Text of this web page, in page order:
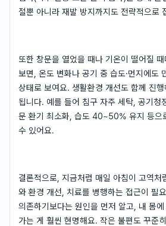
절뿐 아니라 재발 방지까지도 전략적으로
또한 창문을 열었을 때나 기온이 떨어질
보면, 온도 변화나 공기 중 습도·먼지에도
상태로 보여요. 생활환경 개선도 함께 진
됩니다. 예를 들어 침구 자주 세탁, 공기청
문 환기 최소화, 습도 40~50% 유지 등으
수 있어요.
결론적으로, 지금처럼 매일 아침이 고역처
와 환경 개선, 치료를 병행하는 접근이 필
의존하기보다는 원인을 먼저 알고, 내 몸
가는 게 훨씬 현명해요. 작은 불편도 꾸준